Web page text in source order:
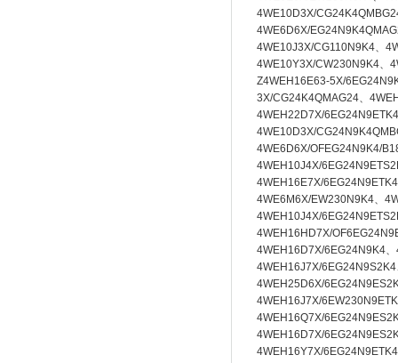
4WE10D3X/
4WE6D6X/
4WE10J3X/CG110N9K4、
4WE10Y3X/CW230N9K4、
Z4WEH16E63-5X/
3X/CG24K4QMAG24、
4WEH22D7X/
4WE10D3X/
4WE6D6X/OFEG24N9K4/
4WEH10J4X/
4WEH16E7X/
4WE6M6X/EW230N9K4、
4WEH10J4X/
4WEH16HD7X/
4WEH16D7X/6EG24N9K4
4WEH16J7X/
4WEH25D6X/
4WEH16J7X/
4WEH16Q7X/
4WEH16D7X/
4WEH16Y7X/